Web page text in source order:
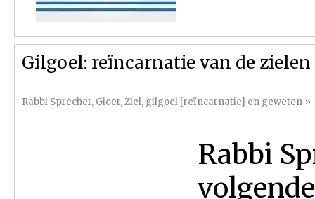
Gilgoel: reïncarnatie van de zielen
Rabbi Sprecher, Gioer,Ziel, gilgoel [reïncarnatie] en geweten »
Rabbi